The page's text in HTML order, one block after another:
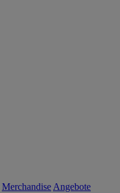
Merchandise Angebote